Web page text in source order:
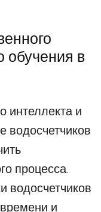
обучения в
интеллекта и
водосчетчиков
процесса.
водосчетчиков
и